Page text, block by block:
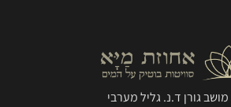
מושב גורן ד.נ. גליל מערבי